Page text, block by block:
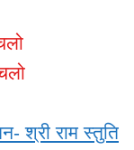
श्री राम स्तुति